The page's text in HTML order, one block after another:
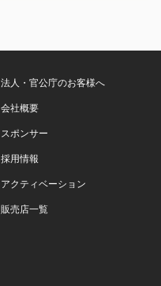
法人・官公庁のお客様へ
会社概要
スポンサー
採用情報
アクティベーション
販売店一覧